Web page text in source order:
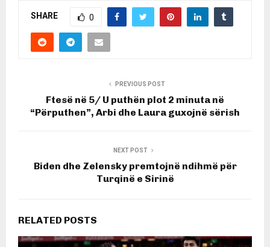
SHARE 0
PREVIOUS POST
Ftesë në 5/ U puthën plot 2 minuta në
“Përputhen”, Arbi dhe Laura guxojnë sërish
NEXT POST
Biden dhe Zelensky premtojnë ndihmë për
Turqinë e Sirinë
RELATED POSTS